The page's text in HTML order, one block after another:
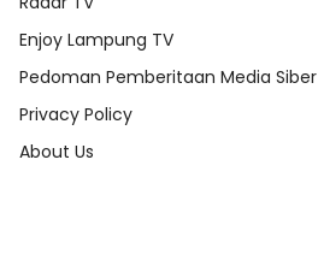
Enjoy Lampung TV
Pedoman Pemberitaan Media Siber
Privacy Policy
About Us